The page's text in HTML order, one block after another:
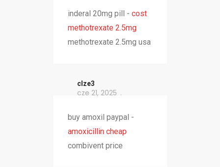
inderal 20mg pill - cost
methotrexate 2.5mg
methotrexate 2.5mg usa
clze3
cze 21, 2025
buy amoxil paypal -
amoxicillin cheap
combivent price